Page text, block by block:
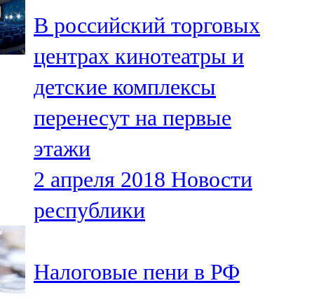
Шәмәрдән
102,3 FM
Яңа чишмә
107,0 FM
Яр Чаллы
105,5 FM
В российский торговых
центрах кинотеатры и
детские комплексы
перенесут на первые
этажи
2 апреля 2018 Новости
республики
Налоговые пени в РФ